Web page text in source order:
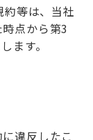
等は、当社
点から第3
ます。
違反したこ